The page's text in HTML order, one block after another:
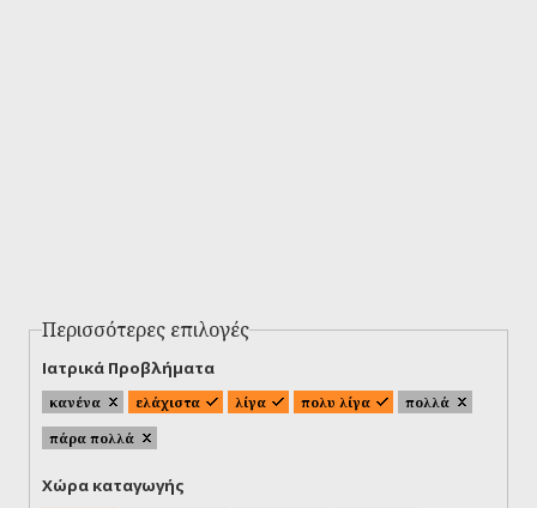
Περισσότερες επιλογές
Ιατρικά Προβλήματα
κανένα ελάχιστα λίγα πολυ λίγα
πολλά
πάρα πολλά
Χώρα καταγωγής